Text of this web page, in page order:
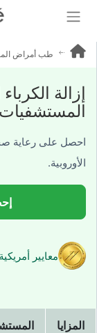
طب أمراض
إزالة
احصل على رعاية
الأوروبية.
معايير أمريكية JCI
المزايا